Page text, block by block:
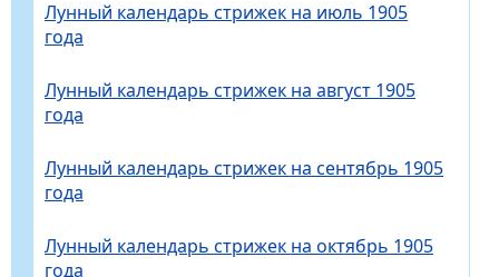
Лунный календарь стрижек на июль 1905
года
Лунный календарь стрижек на август 1905
года
Лунный календарь стрижек на сентябрь 1905
года
Лунный календарь стрижек на октябрь 1905
года